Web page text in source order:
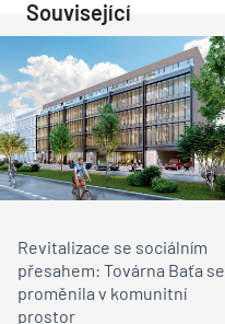
Související
Revitalizace se sociálním
přesahem: Továrna Baťa se
proměnila v komunitní
prostor